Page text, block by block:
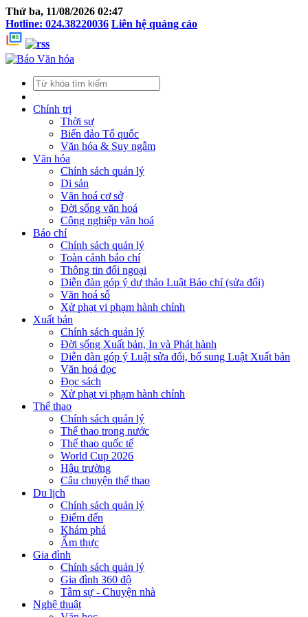
Thứ ba, 11/08/2026 02:47
Hotline: 024.38220036 Liên hệ quảng cáo
Chính trị
Thời sự
Biển đảo Tổ quốc
Văn hóa & Suy ngẫm
Văn hóa
Chính sách quản lý
Di sản
Văn hoá cơ sở
Đời sống văn hoá
Công nghiệp văn hoá
Báo chí
Chính sách quản lý
Toàn cảnh báo chí
Thông tin đối ngoại
Diễn đàn góp ý dự thảo Luật Báo chí (sửa đổi)
Văn hoá số
Xử phạt vi phạm hành chính
Xuất bản
Chính sách quản lý
Đời sống Xuất bản, In và Phát hành
Diễn đàn góp ý Luật sửa đổi, bổ sung Luật Xuất bản
Văn hoá đọc
Đọc sách
Xử phạt vi phạm hành chính
Thể thao
Chính sách quản lý
Thể thao trong nước
Thể thao quốc tế
World Cup 2026
Hậu trường
Câu chuyện thể thao
Du lịch
Chính sách quản lý
Điểm đến
Khám phá
Ẩm thực
Gia đình
Chính sách quản lý
Gia đình 360 độ
Tâm sự - Chuyện nhà
Nghệ thuật